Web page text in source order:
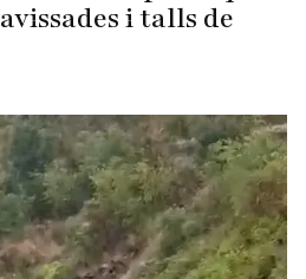
i talls de